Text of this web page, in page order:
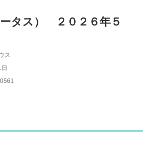
タス） ２０２６年５
ス